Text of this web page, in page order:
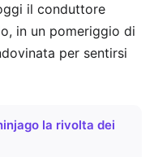
il conduttore
in un pomeriggio di
per sentirsi
la rivolta dei